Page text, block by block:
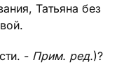
Татьяна без
- Прим. ред.)?